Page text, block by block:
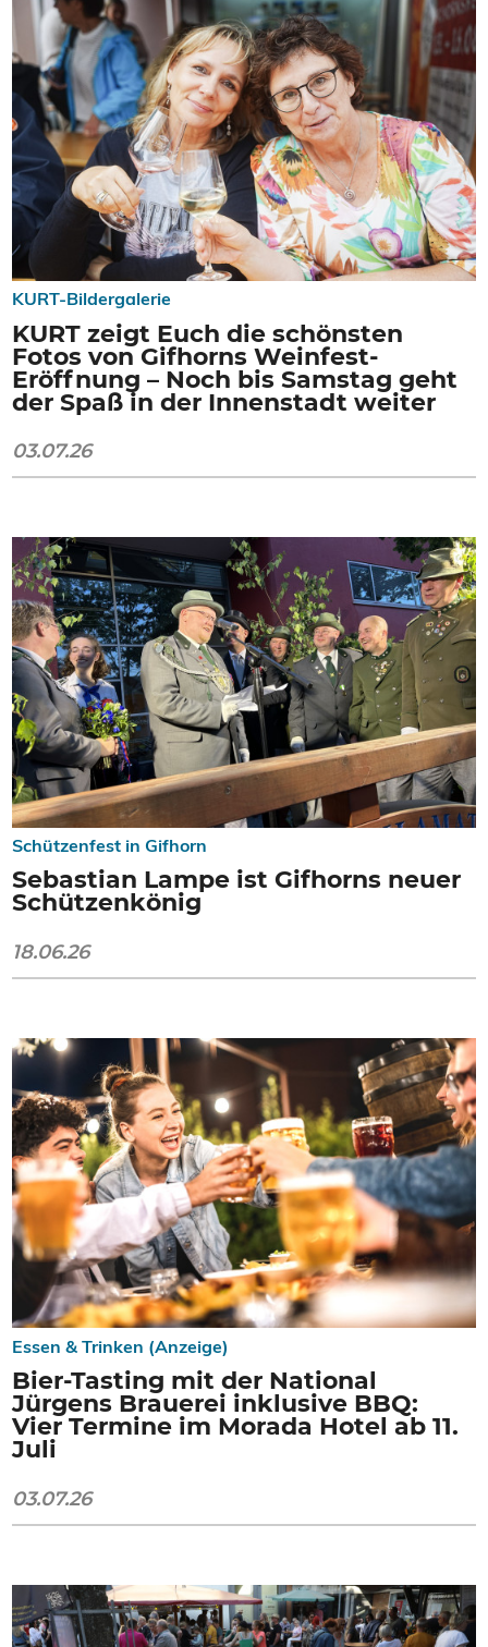
KURT-Bildergalerie
KURT zeigt Euch die schönsten
Fotos von Gifhorns Weinfest-
Eröffnung – Noch bis Samstag geht
der Spaß in der Innenstadt weiter
03.07.26
Schützenfest in Gifhorn
Sebastian Lampe ist Gifhorns neuer
Schützenkönig
18.06.26
Essen & Trinken (Anzeige)
Bier-Tasting mit der National
Jürgens Brauerei inklusive BBQ:
Vier Termine im Morada Hotel ab 11.
Juli
03.07.26